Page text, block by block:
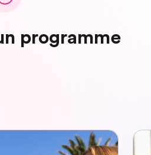
programme